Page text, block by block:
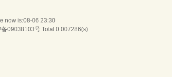
now is:08-06 23:30
备09038103号 Total 0.007286(s)